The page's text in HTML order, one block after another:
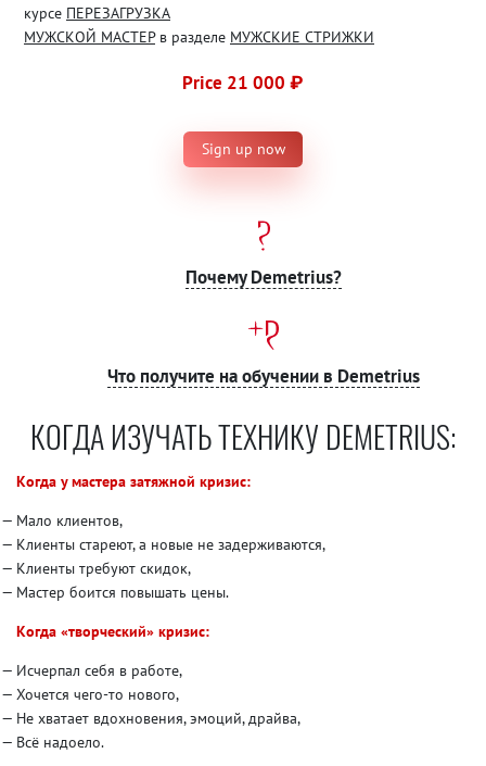
курсе ПЕРЕЗАГРУЗКА
МУЖСКОЙ МАСТЕРв разделе МУЖСКИЕ СТРИЖКИ
Price 21 000 ₽
Sign up now
Почему Demetrius?
Что получите на обучении в Demetrius
КОГДА ИЗУЧАТЬ ТЕХНИКУ DEMETRIUS:
Когда у мастера затяжной кризис:
Мало клиентов,
Клиенты стареют, а новые не задерживаются,
Клиенты требуют скидок,
Мастер боится повышать цены.
Когда «творческий» кризис:
Исчерпал себя в работе,
Хочется чего-то нового,
Не хватает вдохновения, эмоций, драйва,
Всё надоело.